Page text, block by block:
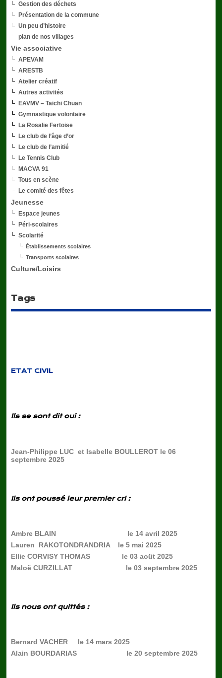
Gestion des déchets
Présentation de la commune
Un peu d’histoire
plan de nos villages
Vie associative
APEVAM
ARESTB
Atelier créatif
Autres activités
EAVMV – Taichi Chuan
Gymnastique volontaire
La Rosalie Fertoise
Le club de l’âge d’or
Le club de l’amitié
Le Tennis Club
MACVA 91
Tous en scène
Le comité des fêtes
Jeunesse
Espace jeunes
Péri-scolaires
Scolarité
Établissements scolaires
Transports scolaires
Culture/Loisirs
Tags
ETAT CIVIL
Ils se sont dit oui :
Jean-Philippe LUC et Isabelle BOULLEROT le 06
septembre 2025
Ils ont poussé leur premier cri :
Ambre BLAIN le 14 avril 2025
Lauren RAKOTONDRANDRIA le 5 mai 2025
Ellie CORVISY THOMAS le 03 aoüt 2025
Maloë CURZILLAT le 03 septembre 2025
Ils nous ont quittés :
Bernard VACHER le 14 mars 2025
Alain BOURDARIAS le 20 septembre 2025